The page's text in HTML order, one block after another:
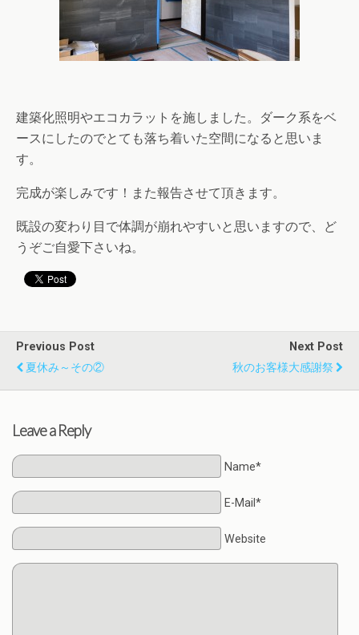
建築化照明やエコカラットを施しました。ダーク系をベ
ースにしたのでとても落ち着いた空間になると思いま
す。
完成が楽しみです！また報告させて頂きます。
既設の変わり目で体調が崩れやすいと思いますので、ど
うぞご自愛下さいね。
Previous Post
夏休み～その②
Next Post
秋のお客様大感謝祭
Leave a Reply
Name*
E-Mail*
Website